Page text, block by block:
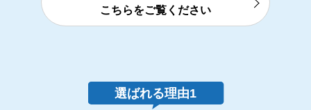
こちらをご覧ください